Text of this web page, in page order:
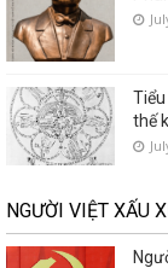
thế
NGƯỜI VIỆT XẤU